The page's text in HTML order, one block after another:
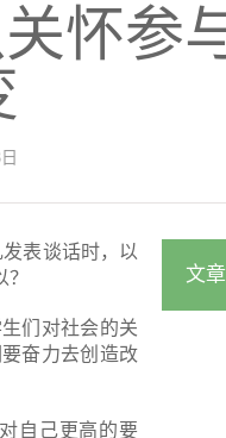
怀参
表谈话时，以
们对社会的关
奋力去创造改
自己更高的要
文